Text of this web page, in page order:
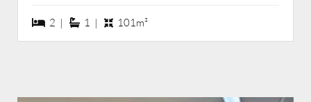
2 dormiórios
2 | 1 suítes
1 | 101m²